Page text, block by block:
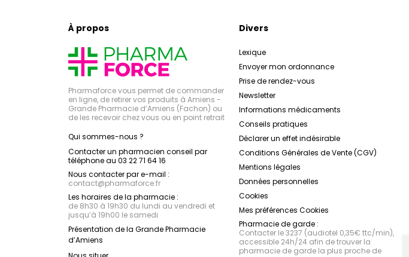
À propos
Pharmaforce vous permet de commander
en ligne, de retirer vos produits à Amiens -
Grande Pharmacie d’Amiens (Fachon) ou
de les recevoir chez vous ou en point retrait
Qui sommes-nous ?
Contacter un pharmacien conseil par
téléphone au 03 22 71 64 16
Nous contacter par e-mail :
contact@pharmaforce.fr
Les horaires de la pharmacie :
de 8h30 à 19h30 du lundi au vendredi et
jusqu’à 19h00 le samedi
Présentation de la Grande Pharmacie
d’Amiens
Divers
Lexique
Envoyer mon ordonnance
Prise de rendez-vous
Newsletter
Informations médicaments
Conseils pratiques
Déclarer un effet indésirable
Conditions Générales de Vente (CGV)
Mentions légales
Données personnelles
Cookies
Mes préférences Cookies
Pharmacie de garde :
Contacter le 3237 (audiotel 0,35€ ttc/min),
accessible 24h/24 afin de trouver la
pharmacie de garde la plus proche de